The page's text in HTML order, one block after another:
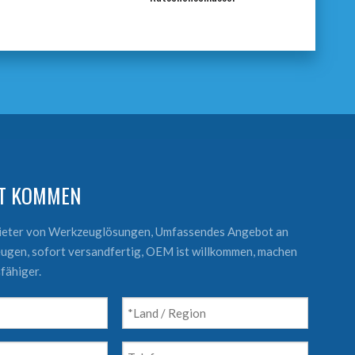
KOMMEN
von Werkzeuglösungen, Umfassendes Angebot an
sofort versandfertig, OEM ist willkommen, machen